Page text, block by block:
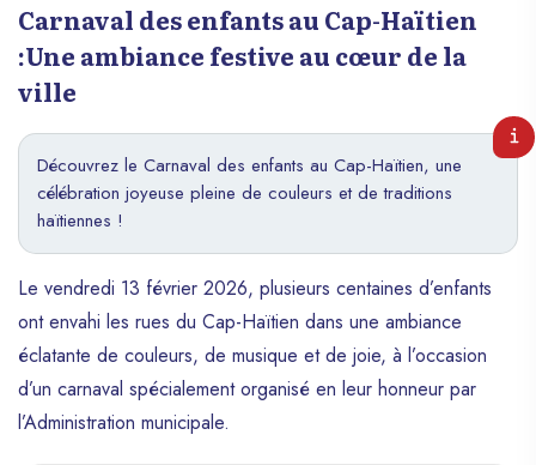
Carnaval des enfants au Cap-Haïtien
:Une ambiance festive au cœur de la
ville
Découvrez le Carnaval des enfants au Cap-Haïtien, une
célébration joyeuse pleine de couleurs et de traditions
haïtiennes !
Le vendredi 13 février 2026, plusieurs centaines d’enfants
ont envahi les rues du Cap-Haïtien dans une ambiance
éclatante de couleurs, de musique et de joie, à l’occasion
d’un carnaval spécialement organisé en leur honneur par
l’Administration municipale.